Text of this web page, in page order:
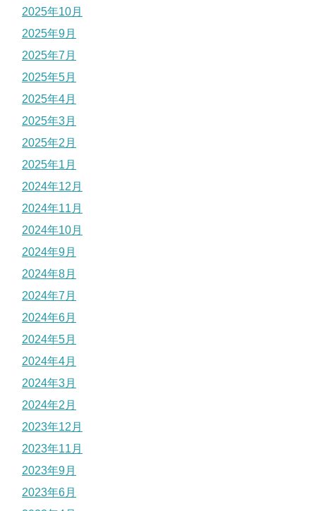
2025年10月
2025年9月
2025年7月
2025年5月
2025年4月
2025年3月
2025年2月
2025年1月
2024年12月
2024年11月
2024年10月
2024年9月
2024年8月
2024年7月
2024年6月
2024年5月
2024年4月
2024年3月
2024年2月
2023年12月
2023年11月
2023年9月
2023年6月